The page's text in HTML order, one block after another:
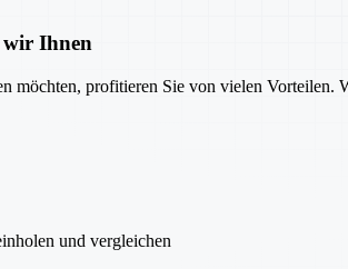
wir Ihnen
möchten, profitieren Sie von vielen
und vergleichen